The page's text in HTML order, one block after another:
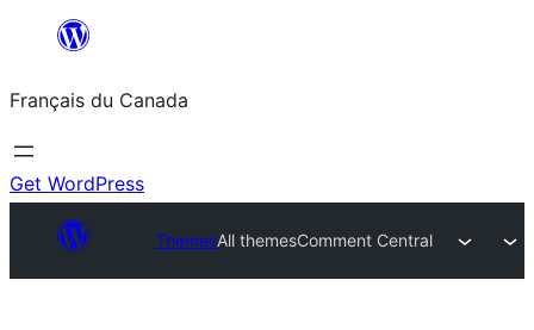
contenu
Français du Canada
Get WordPress
ThemesAll themesComment Central